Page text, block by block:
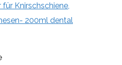
Knirschschiene,
200ml dental